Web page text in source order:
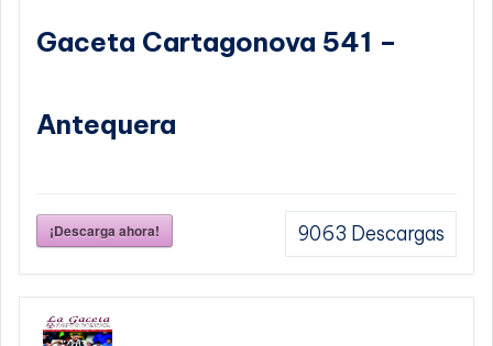
Gaceta Cartagonova 541 –
Antequera
¡Descarga ahora! 9063 Descargas